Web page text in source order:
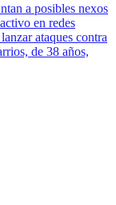
a posibles nexos
en redes
ataques contra
de 38 años,